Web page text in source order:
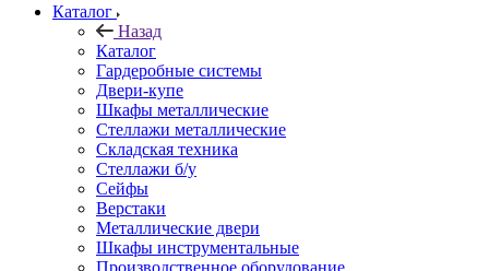
Каталог
Назад
Каталог
Гардеробные системы
Двери-купе
Шкафы металлические
Стеллажи металлические
Складская техника
Стеллажи б/у
Сейфы
Верстаки
Металлические двери
Шкафы инструментальные
Производственное оборудование